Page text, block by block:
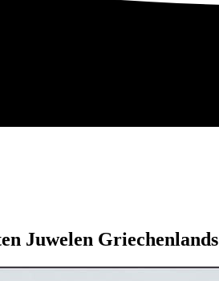
Juwelen Griechenlands